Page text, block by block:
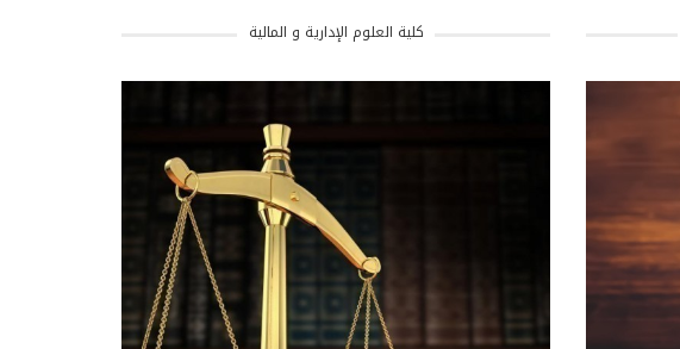
كلية العلوم الإدارية و المالية